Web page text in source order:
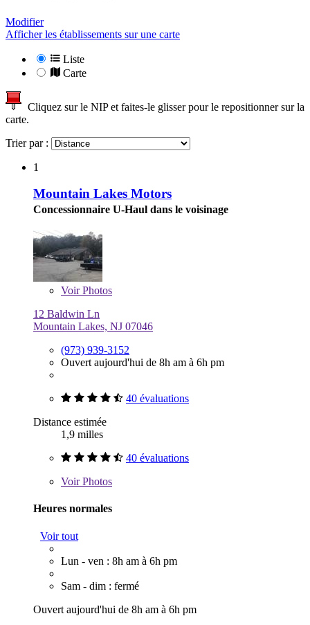
Modifier
Afficher les établissements sur une carte
Liste
Carte
Cliquez sur le NIP et faites-le glisser pour le repositionner sur la
carte.
Trier par :
1
Mountain Lakes Motors
Concessionnaire U-Haul dans le voisinage
VoirPhotos
12 Baldwin Ln
Mountain Lakes, NJ 07046
(973) 939-3152
Ouvert aujourd'hui de 8h am à 6h pm
40 évaluations
Distance estimée
1,9 milles
40 évaluations
VoirPhotos
Heures normales
Voir tout
Lun - ven : 8h am à 6h pm
Sam - dim : fermé
Ouvert aujourd'hui de 8h am à 6h pm